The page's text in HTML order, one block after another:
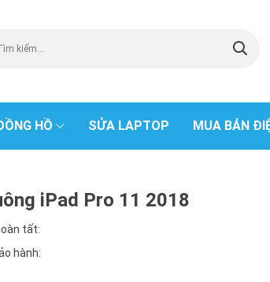
HỒ SỬA LAPTOP MUA BÁN
iPad Pro 11 2018
tất:
hành: